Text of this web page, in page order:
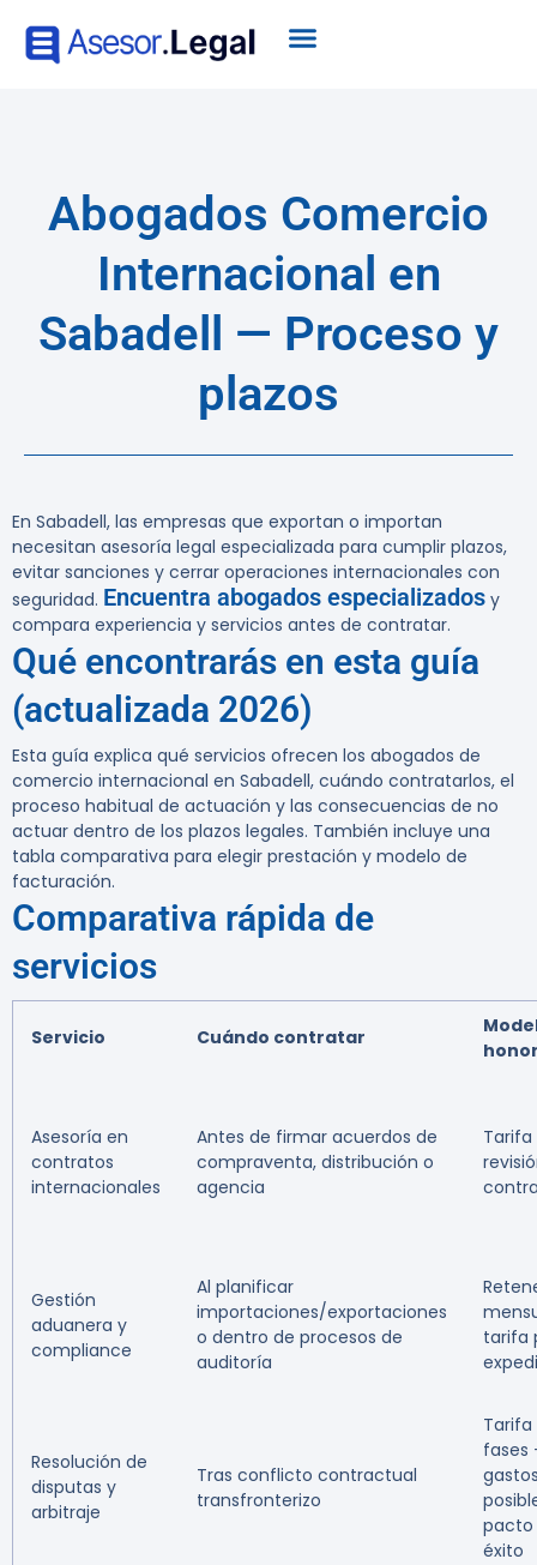
Abogados Comercio
Internacional en
Sabadell — Proceso y
plazos
En Sabadell, las empresas que exportan o importan
necesitan asesoría legal especializada para cumplir plazos,
evitar sanciones y cerrar operaciones internacionales con
seguridad. Encuentra abogados especializados y
compara experiencia y servicios antes de contratar.
Qué encontrarás en esta guía
(actualizada 2026)
Esta guía explica qué servicios ofrecen los abogados de
comercio internacional en Sabadell, cuándo contratarlos, el
proceso habitual de actuación y las consecuencias de no
actuar dentro de los plazos legales. También incluye una
tabla comparativa para elegir prestación y modelo de
facturación.
Comparativa rápida de
servicios
Servicio Cuándo contratar
Asesoría en
contratos
internacionales
Antes de firmar acuerdos de
compraventa, distribución o
agencia
Gestión
aduanera y
compliance
Al planificar
importaciones/exportaciones
o dentro de procesos de
auditoría
tarifa
Resolución de
disputas y
arbitraje
Tras conflicto contractual
transfronterizo
Tarifa
fases
pacto
éxito